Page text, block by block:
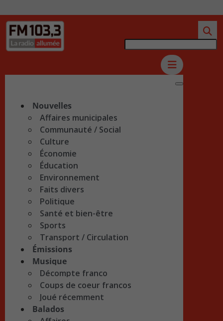
Nouvelles
Affaires municipales
Communauté / Social
Culture
Économie
Éducation
Environnement
Faits divers
Politique
Santé et bien-être
Sports
Transport / Circulation
Émissions
Musique
Décompte franco
Coups de coeur francos
Joué récemment
Balados